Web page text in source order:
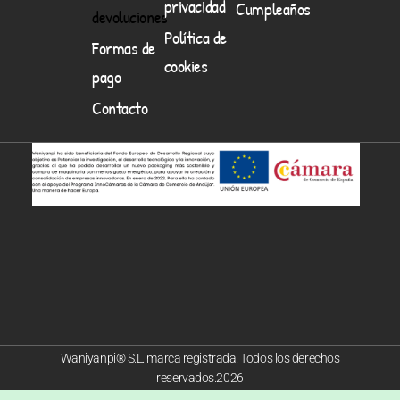
devoluciones
Formas de
pago
Contacto
privacidad
Política de
cookies
Cumpleaños
Waniyanpi® S.L. marca registrada. Todos los derechos
reservados.2026